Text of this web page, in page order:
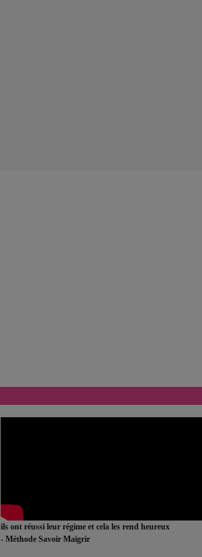
ils ont réussi leur régime et cela les rend heureux
- Méthode Savoir Maigrir